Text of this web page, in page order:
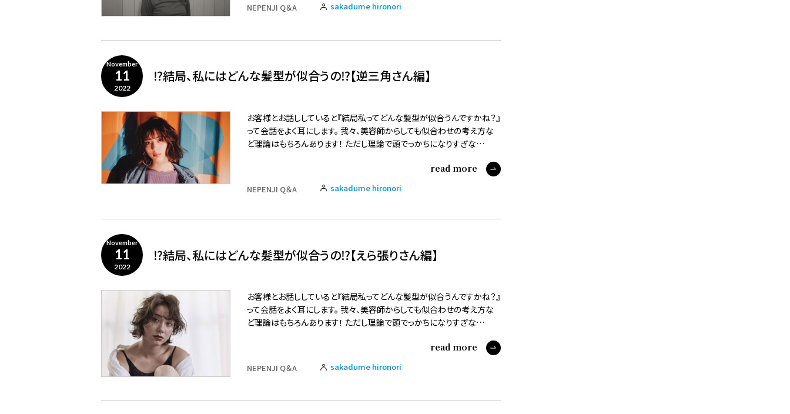
NEPENJI Q＆A sakadume hironori
November
11
2022
⁉️結局、私にはどんな髪型が似合うの⁉️【逆三角さん編】
お客様とお話ししていると『結局私ってどんな髪型が似合うんですかね？』
って会話をよく耳にします。 我々、美容師からしても似合わせの考え方な
ど理論はもちろんあります！ ただし理論で頭でっかちになりすぎな…
read more
NEPENJI Q＆A sakadume hironori
November
11
2022
⁉️結局、私にはどんな髪型が似合うの⁉️【えら張りさん編】
お客様とお話ししていると『結局私ってどんな髪型が似合うんですかね？』
って会話をよく耳にします。 我々、美容師からしても似合わせの考え方な
ど理論はもちろんあります！ ただし理論で頭でっかちになりすぎな…
read more
NEPENJI Q＆A sakadume hironori